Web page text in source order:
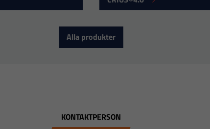
Alla produkter
KONTAKTPERSON